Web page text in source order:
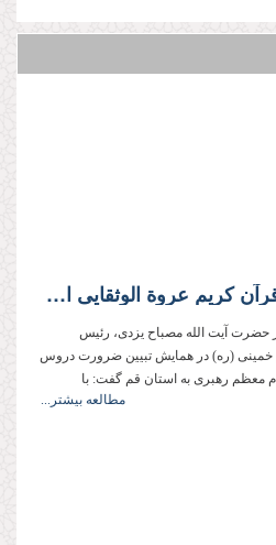
آیت الله مصباح: فهم قرآن كریم عروة الوثقایی است كه با آن گمراه نمی‌شویم
حضرت آیت الله مصباح یزدی، رئیس
(ره) در همایش تبیین ضرورت دروس
معظم رهبری به استان قم گفت: با
مطالعه بیشتر...